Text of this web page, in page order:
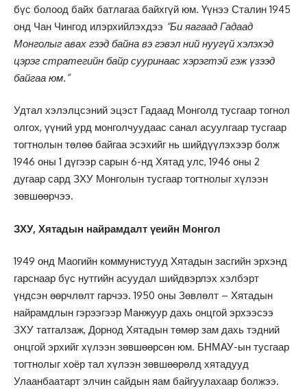
бүс болоод байх батлагаа байхгүй юм. Үүнээ Сталин 1945
онд Чан Чингод илэрхийлэхдээ “Би яагаад Гадаад
Монголыг авах гээд байна вэ гэвэл ний нуугүй хэлэхэд
цэрэг стратегийн байр сууринаас хэрэгтэй гэж үзээд
байгаа юм.”
Удтал хэлэлцсэний эцэст Гадаад Монголд тусгаар тогнол
олгох, үүний урд монголчуудаас санал асуулгаар тусгаар
тогтнолын төлөө байгаа эсэхийг нь шийдүүлэхээр болж
1946 оны 1 дүгээр сарын 6-нд Хятад улс, 1946 оны 2
дугаар сард ЗХУ Монголын тусгаар тогтнолыг хүлээн
зөвшөөрчээ.
ЗХУ, Хятадын найрамдалт үеийн Монгол
1949 онд Маогийн коммунистууд Хятадын засгийн эрхэнд
гарснаар бүс нутгийн асуудал шийдвэрлэх хэлбэрт
үндсэн өөрчлөлт гарчээ. 1950 оны Зөвлөлт – Хятадын
найрамдлын гэрээгээр Манжуур дахь онцгой эрхээсээ
ЗХУ татгалзаж, Дорнод Хятадын төмөр зам дахь тэдний
онцгой эрхийг хүлээн зөвшөөрсөн юм. БНМАУ-ын тусгаар
тогтнолыг хоёр тал хүлээн зөвшөөрөлд хятадууд
Улаанбаатарт элчин сайдын яам байгуулахаар болжээ.